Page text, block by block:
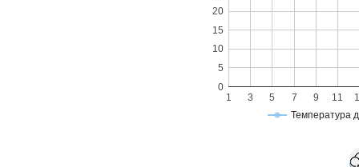
Температура
1 3 5 7 9 11
0
5
10
15
20